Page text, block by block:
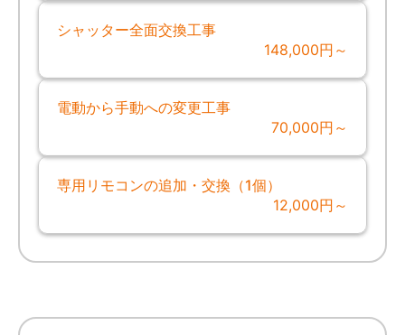
シャッター全面交換工事
148,000円～
電動から手動への変更工事
70,000円～
専用リモコンの追加・交換（1個）
12,000円～